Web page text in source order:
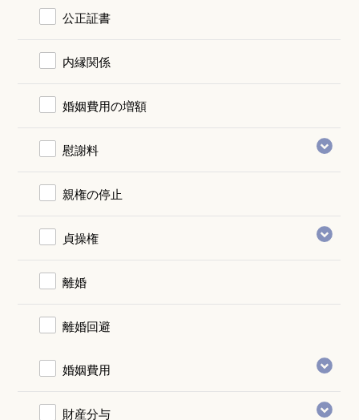
公正証書
内縁関係
婚姻費用の増額
慰謝料
親権の停止
貞操権
離婚
離婚回避
婚姻費用
財産分与